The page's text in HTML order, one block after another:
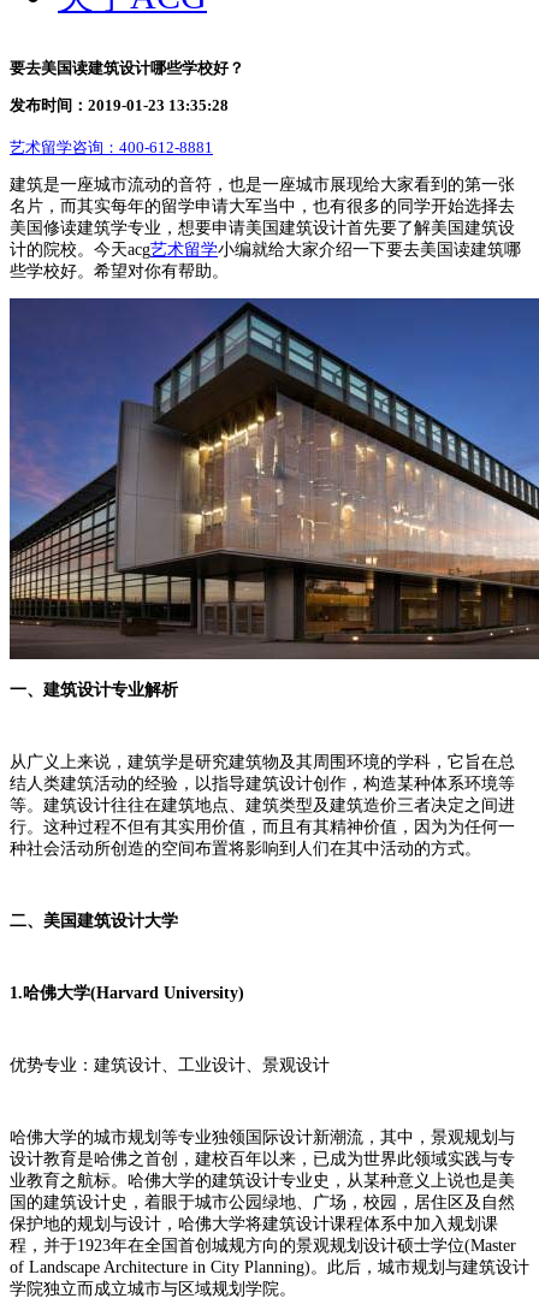
要去美国读建筑设计哪些学校好？
发布时间：2019-01-23 13:35:28
艺术留学咨询： 400-612-8881
建筑是一座城市流动的音符，也是一座城市展现给大家看到的第一张
名片，而其实每年的留学申请大军当中，也有很多的同学开始选择去
美国修读建筑学专业，想要申请美国建筑设计首先要了解美国建筑设
计的院校。今天acg艺术留学小编就给大家介绍一下要去美国读建筑哪
些学校好。希望对你有帮助。
一、建筑设计专业解析
从广义上来说，建筑学是研究建筑物及其周围环境的学科，它旨在总
结人类建筑活动的经验，以指导建筑设计创作，构造某种体系环境等
等。建筑设计往往在建筑地点、建筑类型及建筑造价三者决定之间进
行。这种过程不但有其实用价值，而且有其精神价值，因为为任何一
种社会活动所创造的空间布置将影响到人们在其中活动的方式。
二、美国建筑设计大学
1.哈佛大学(Harvard University)
优势专业：建筑设计、工业设计、景观设计
哈佛大学的城市规划等专业独领国际设计新潮流，其中，景观规划与
设计教育是哈佛之首创，建校百年以来，已成为世界此领域实践与专
业教育之航标。哈佛大学的建筑设计专业史，从某种意义上说也是美
国的建筑设计史，着眼于城市公园绿地、广场，校园，居住区及自然
保护地的规划与设计，哈佛大学将建筑设计课程体系中加入规划课
程，并于1923年在全国首创城规方向的景观规划设计硕士学位(Master
of Landscape Architecture in City Planning)。此后，城市规划与建筑设计
学院独立而成立城市与区域规划学院。